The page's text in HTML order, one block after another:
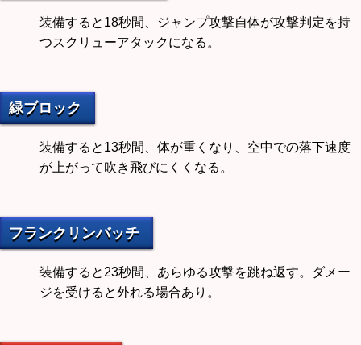
装備すると18秒間、ジャンプ攻撃自体が攻撃判定を持
つスクリューアタックになる。
緑ブロック
装備すると13秒間、体が重くなり、空中での落下速度
が上がって吹き飛びにくくなる。
フランクリンバッチ
装備すると23秒間、あらゆる攻撃を跳ね返す。ダメー
ジを受けると外れる場合あり。